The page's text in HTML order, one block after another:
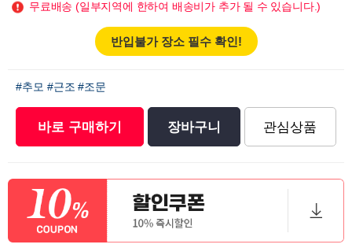
무료배송 (일부지역에 한하여 배송비가 추가 될 수 있습니다.)
반입불가 장소 필수 확인!
#추모 #근조 #조문
바로 구매하기 장바구니 관심상품